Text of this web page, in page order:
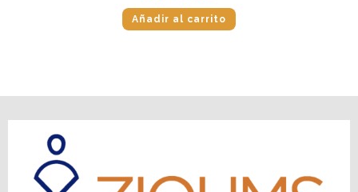
Añadir al carrito